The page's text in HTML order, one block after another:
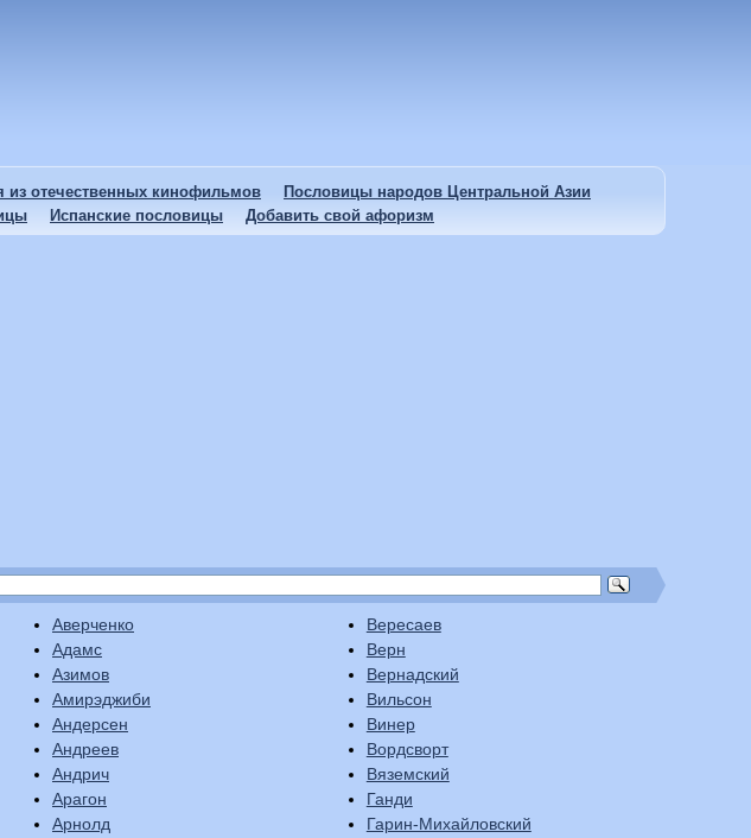
отечественных кинофильмов
Пословицы народов Центральной Азии
Испанские пословицы Добавить свой афоризм
Аверченко
Адамс
Азимов
Амирэджиби
Андерсен
Андреев
Андрич
Арагон
Арнолд
Вересаев
Верн
Вернадский
Вильсон
Винер
Вордсворт
Вяземский
Ганди
Гарин-Михайловский